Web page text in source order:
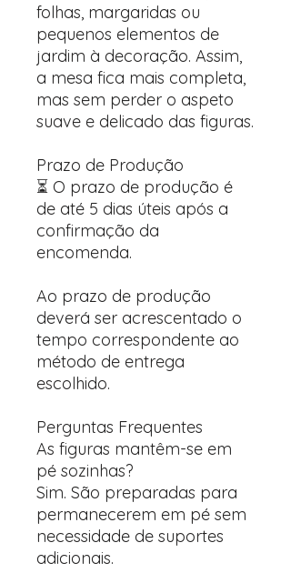
folhas, margaridas ou
pequenos elementos de
jardim à decoração. Assim,
a mesa fica mais completa,
mas sem perder o aspeto
suave e delicado das figuras.
Prazo de Produção
⏳ O prazo de produção é
de até 5 dias úteis após a
confirmação da
encomenda.
Ao prazo de produção
deverá ser acrescentado o
tempo correspondente ao
método de entrega
escolhido.
Perguntas Frequentes
As figuras mantêm-se em
pé sozinhas?
Sim. São preparadas para
permanecerem em pé sem
necessidade de suportes
adicionais.